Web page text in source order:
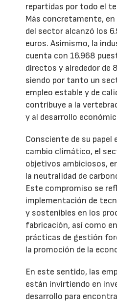
repartidas por todo el
Más concretamente,
del sector alcanzó los
euros. Asimismo, la
cuenta con 16.968
directos y alrededor de
siendo por tanto un
empleo estable y de
contribuye a la
y al desarrollo
Consciente de su papel
cambio climático, el
objetivos ambiciosos,
la neutralidad de
Este compromiso se
implementación de
y sostenibles en los
fabricación, así como
prácticas de gestión
la promoción de la
En este sentido, las
están invirtiendo en
desarrollo para